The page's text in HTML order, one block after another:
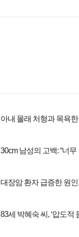
아내 몰래 처형과 목욕한
30cm 남성의 고백: “너
대장암 환자 급증한 원
83세 박혜숙 씨, ‘압도적